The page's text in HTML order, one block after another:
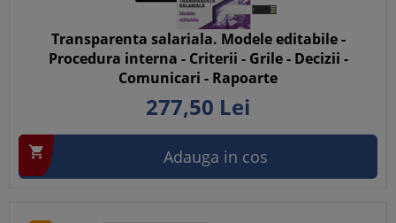
Transparenta salariala. Modele editabile -
Procedura interna - Criterii - Grile - Decizii -
Comunicari - Rapoarte
277,50 Lei
 Adauga in cos